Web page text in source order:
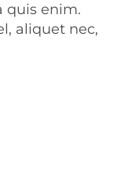
quis enim.
aliquet nec,